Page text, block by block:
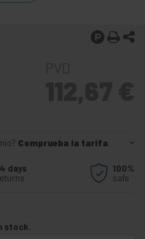
Comprueba la tarifa
days
100%
safe
stock.